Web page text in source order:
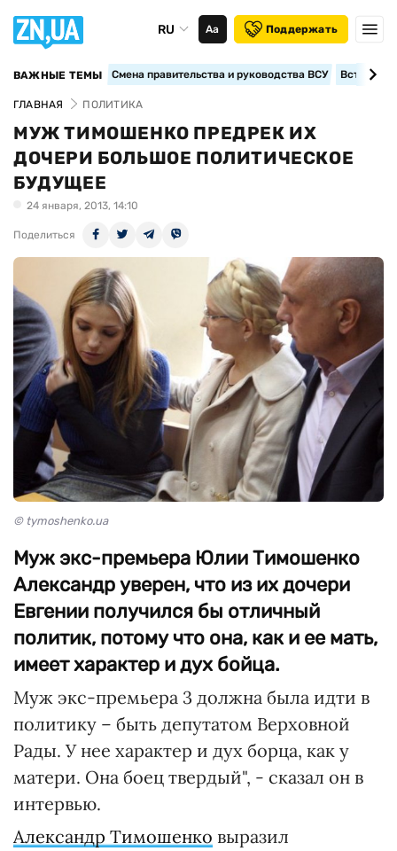
RU Аа Поддержать
ВАЖНЫЕ ТЕМЫ Смена правительства и руководства ВСУ
ГЛАВНАЯ ПОЛИТИКА
МУЖ ТИМОШЕНКО ПРЕДРЕК ИХ
ДОЧЕРИ БОЛЬШОЕ ПОЛИТИЧЕСКОЕ
БУДУЩЕЕ
24 января, 2013, 14:10
Поделиться
© tymoshenko.ua
Муж экс-премьера Юлии Тимошенко
Александр уверен, что из их дочери
Евгении получился бы отличный
политик, потому что она, как и ее мать,
имеет характер и дух бойца.
Муж экс-премьера 3 должна была идти в
политику – быть депутатом Верховной
Рады. У нее характер и дух борца, как у
матери. Она боец твердый", - сказал он в
интервью.
Александр Тимошенко выразил